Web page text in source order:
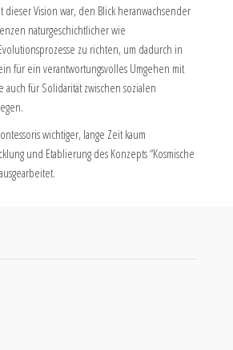
dieser Vision war, den Blick heranwachsender
naturgeschichtlicher wie
zu richten, um dadurch in
für ein verantwortungsvolles Umgehen mit
auch für Solidarität zwischen sozialen
wichtiger, lange Zeit kaum
und Etablierung des Konzepts “Kosmische